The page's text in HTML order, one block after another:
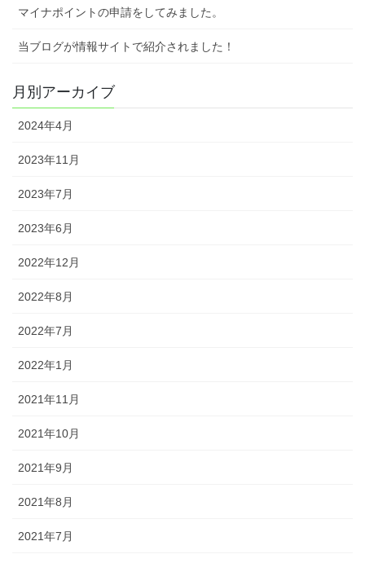
マイナポイントの申請をしてみました。
当ブログが情報サイトで紹介されました！
月別アーカイブ
2024年4月
2023年11月
2023年7月
2023年6月
2022年12月
2022年8月
2022年7月
2022年1月
2021年11月
2021年10月
2021年9月
2021年8月
2021年7月